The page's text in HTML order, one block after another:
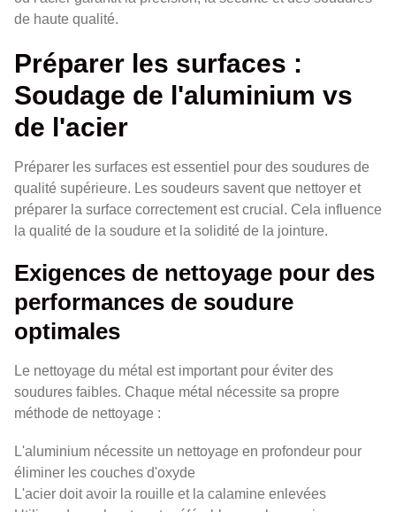
de haute qualité.
Préparer les surfaces :
Soudage de l'aluminium vs
de l'acier
Préparer les surfaces est essentiel pour des soudures de
qualité supérieure. Les soudeurs savent que nettoyer et
préparer la surface correctement est crucial. Cela influence
la qualité de la soudure et la solidité de la jointure.
Exigences de nettoyage pour des
performances de soudure
optimales
Le nettoyage du métal est important pour éviter des
soudures faibles. Chaque métal nécessite sa propre
méthode de nettoyage :
L'aluminium nécessite un nettoyage en profondeur pour
éliminer les couches d'oxyde
L'acier doit avoir la rouille et la calamine enlevées